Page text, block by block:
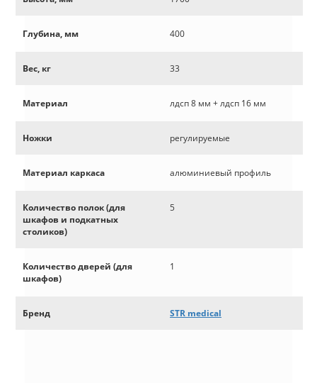
Глубина, мм 400
Вес, кг 33
Материал лдсп 8 мм + лдсп 16 мм
Ножки регулируемые
Материал каркаса алюминиевый профиль
Количество полок (для
шкафов и подкатных
столиков)
5
Количество дверей (для
шкафов)
1
Бренд STR medical